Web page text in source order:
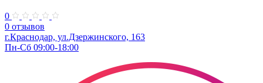
0
0 отзывов
г.Краснодар, ул.Дзержинского, 163
Пн-Сб 09:00-18:00